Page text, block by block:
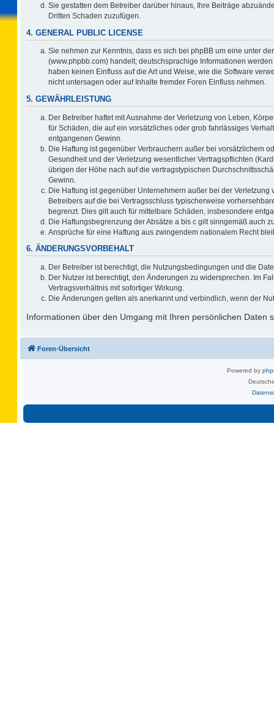
Sie gestatten dem Betreiber darüber hinaus, Ihre Beiträge
Dritten Schaden zuzufügen.
4. GENERAL PUBLIC LICENSE
Sie nehmen zur Kenntnis, dass es sich bei phpBB um eine unter der
(www.phpbb.com) handelt; deutschsprachige Informationen
haben keinen Einfluss auf die Art und Weise, wie die Software
nicht untersagen oder auf Inhalte fremder Foren Einfluss nehmen.
5. GEWÄHRLEISTUNG
Der Betreiber haftet mit Ausnahme der Verletzung von Leben,
für Schäden, die auf ein vorsätzliches oder grob fahrlässiges
entgangenen Gewinn.
Die Haftung ist gegenüber Verbrauchern außer bei vorsätzlichem
Gesundheit und der Verletzung wesentlicher Vertragspflichten
übrigen der Höhe nach auf die vertragstypischen
Gewinn.
Die Haftung ist gegenüber Unternehmern außer bei der
Betreibers auf die bei Vertragsschluss typischerweise
begrenzt. Dies gilt auch für mittelbare Schäden, insbesondere
Die Haftungsbegrenzung der Absätze a bis c gilt sinngemäß auch
Ansprüche für eine Haftung aus zwingendem nationalem Recht
6. ÄNDERUNGSVORBEHALT
Der Betreiber ist berechtigt, die Nutzungsbedingungen und die
Der Nutzer ist berechtigt, den Änderungen zu widersprechen. Im
Vertragsverhältnis mit sofortiger Wirkung.
Die Änderungen gelten als anerkannt und verbindlich, wenn der
Informationen über den Umgang mit Ihren persönlichen Daten
Foren-Übersicht
Powered by